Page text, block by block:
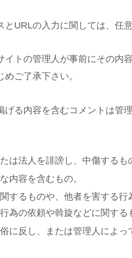
とURLの入力に関しては、任
イトの管理人が事前にその内
ご了承下さい。
げる内容を含むコメントは管
は法人を誹謗し、中傷するも
内容を含むもの。
するものや、他者を害する行
為の依頼や斡旋などに関する
に反し、または管理人によ